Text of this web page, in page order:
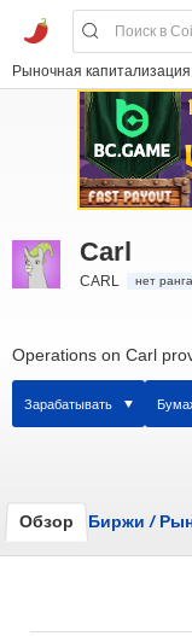
Рыночная
Carl
CARL нет ранга
Operations on Carl
Зарабатывать
Обзор Биржи /